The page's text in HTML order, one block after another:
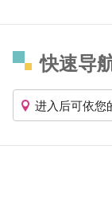
快速导
进入后可依您